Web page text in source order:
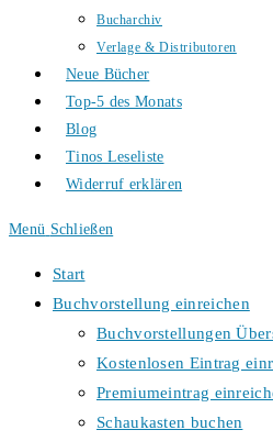
Bucharchiv
Verlage & Distributoren
Neue Bücher
Top-5 des Monats
Blog
Tinos Leseliste
Widerruf erklären
Menü Schließen
Start
Buchvorstellung einreichen
Buchvorstellungen
Kostenlosen Eintrag
Premiumeintrag
Schaukasten buchen